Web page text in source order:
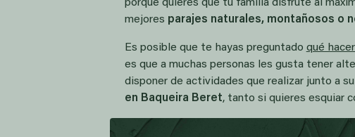
porque quieres que tu familia disfrute al
mejores parajes naturales, montañosos o
Es posible que te hayas preguntado qué
es que a muchas personas les gusta tener
disponer de actividades que realizar junto a
en Baqueira Beret, tanto si quieres esquiar